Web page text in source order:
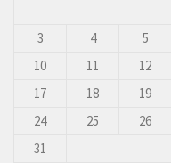
3
4 5
10
11 12
17
18 19
24
25 26
31